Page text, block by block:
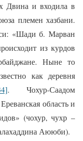
Двина и входила в
племен хазбани.
«Шади б. Марван
из курдов
Ныне то
как деревня
. Чохур-Саадом
область и
(чохур, чухр –
Аююби).